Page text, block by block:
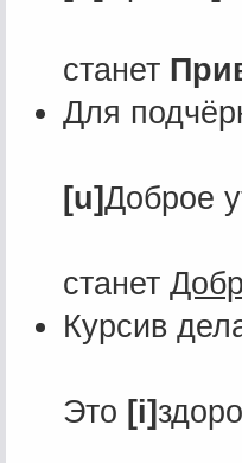
станет
Для
[u]Доброе
станет
Курсив
Это [i]